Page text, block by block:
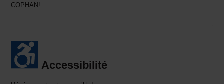
COPHAN!
Accessibilité